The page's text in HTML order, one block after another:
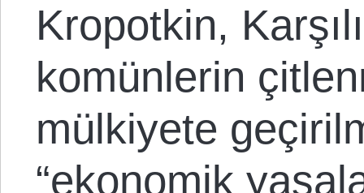
Kropotkin,
komünlerin
mülkiyete
“ekonomik